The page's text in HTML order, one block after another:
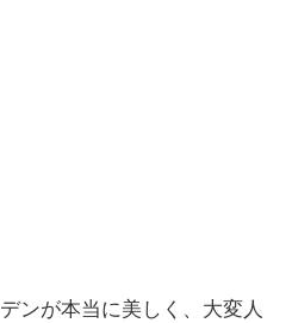
ンが本当に美しく、大変人